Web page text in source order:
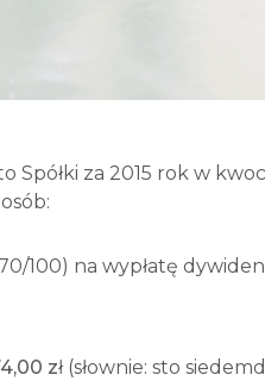
Spółki za 2015 rok w
100) na wypłatę
zł (słownie: sto